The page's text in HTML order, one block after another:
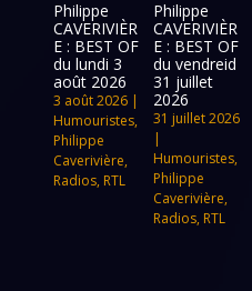
Philippe
CAVERIVIÈR
E : BEST OF
du lundi 3
août 2026
3 août 2026 |
Humouristes,
Philippe
Caverivière,
Radios, RTL
Philippe
CAVERIVIÈR
E : BEST OF
du vendreid
31 juillet
2026
31 juillet 2026
|
Humouristes,
Philippe
Caverivière,
Radios, RTL